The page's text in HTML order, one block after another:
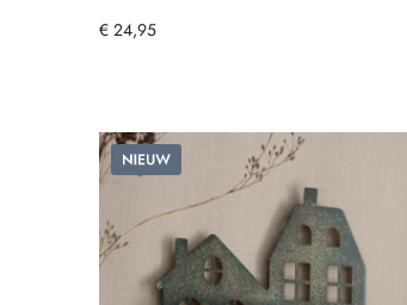
€ 24,95
Nieuw